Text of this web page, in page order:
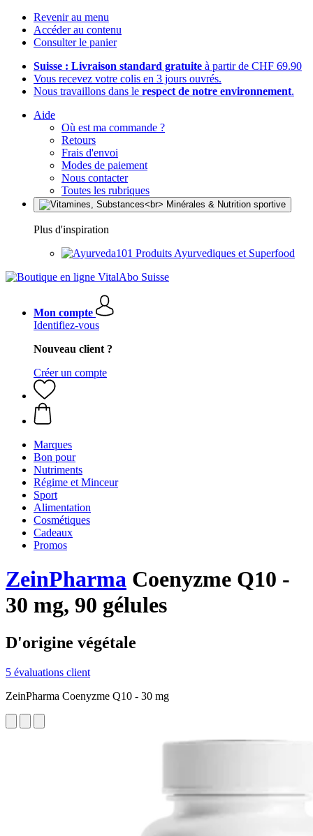
Revenir au menu
Accéder au contenu
Consulter le panier
Suisse : Livraison standard gratuite à partir de CHF 69.90
Vous recevez votre colis en 3 jours ouvrés.
Nous travaillons dans le respect de notre environnement.
Aide
Où est ma commande ?
Retours
Frais d'envoi
Modes de paiement
Nous contacter
Toutes les rubriques
Plus d'inspiration
Produits Ayurvediques et Superfood
Mon compte
Identifiez-vous
Nouveau client ?
Créer un compte
Marques
Bon pour
Nutriments
Régime et Minceur
Sport
Alimentation
Cosmétiques
Cadeaux
Promos
ZeinPharma Coenyzme Q10 -
30 mg, 90 gélules
D'origine végétale
5 évaluations client
ZeinPharma Coenyzme Q10 - 30 mg